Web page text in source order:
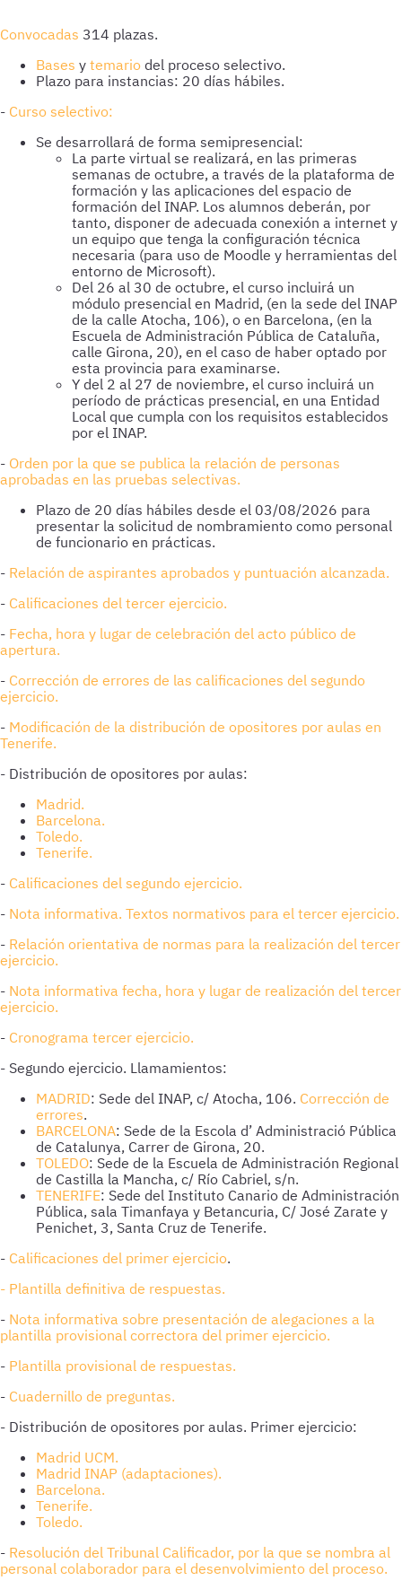
Convocadas 314 plazas.
Bases y temario del proceso selectivo.
Plazo para instancias: 20 días hábiles.
- Curso selectivo:
Se desarrollará de forma semipresencial:
La parte virtual se realizará, en las primeras
semanas de octubre, a través de la plataforma de
formación y las aplicaciones del espacio de
formación del INAP. Los alumnos deberán, por
tanto, disponer de adecuada conexión a internet y
un equipo que tenga la configuración técnica
necesaria (para uso de Moodle y herramientas del
entorno de Microsoft).
Del 26 al 30 de octubre, el curso incluirá un
módulo presencial en Madrid, (en la sede del INAP
de la calle Atocha, 106), o en Barcelona, (en la
Escuela de Administración Pública de Cataluña,
calle Girona, 20), en el caso de haber optado por
esta provincia para examinarse.
Y del 2 al 27 de noviembre, el curso incluirá un
período de prácticas presencial, en una Entidad
Local que cumpla con los requisitos establecidos
por el INAP.
- Orden por la que se publica la relación de personas
aprobadas en las pruebas selectivas.
Plazo de 20 días hábiles desde el 03/08/2026 para
presentar la solicitud de nombramiento como personal
de funcionario en prácticas.
- Relación de aspirantes aprobados y puntuación alcanzada.
- Calificaciones del tercer ejercicio.
- Fecha, hora y lugar de celebración del acto público de
apertura.
- Corrección de errores de las calificaciones del segundo
ejercicio.
- Modificación de la distribución de opositores por aulas en
Tenerife.
- Distribución de opositores por aulas:
Madrid.
Barcelona.
Toledo.
Tenerife.
- Calificaciones del segundo ejercicio.
- Nota informativa. Textos normativos para el tercer ejercicio.
- Relación orientativa de normas para la realización del tercer
ejercicio.
- Nota informativa fecha, hora y lugar de realización del tercer
ejercicio.
- Cronograma tercer ejercicio.
- Segundo ejercicio. Llamamientos:
MADRID: Sede del INAP, c/ Atocha, 106. Corrección de
errores.
BARCELONA: Sede de la Escola d’ Administració Pública
de Catalunya, Carrer de Girona, 20.
TOLEDO: Sede de la Escuela de Administración Regional
de Castilla la Mancha, c/ Río Cabriel, s/n.
TENERIFE: Sede del Instituto Canario de Administración
Pública, sala Timanfaya y Betancuria, C/ José Zarate y
Penichet, 3, Santa Cruz de Tenerife.
- Calificaciones del primer ejercicio.
- Plantilla definitiva de respuestas.
- Nota informativa sobre presentación de alegaciones a la
plantilla provisional correctora del primer ejercicio.
- Plantilla provisional de respuestas.
- Cuadernillo de preguntas.
- Distribución de opositores por aulas. Primer ejercicio:
Madrid UCM.
Madrid INAP (adaptaciones).
Barcelona.
Tenerife.
Toledo.
- Resolución del Tribunal Calificador, por la que se nombra al
personal colaborador para el desenvolvimiento del proceso.